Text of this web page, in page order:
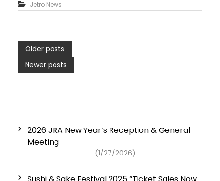
Jetro News
P
o
Older posts
Newer posts
2026 JRA New Year’s Reception & General
Meeting
(1/27/2026)
Sushi & Sake Festival 2025 “Ticket Sales Now